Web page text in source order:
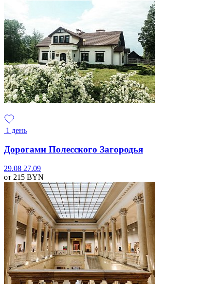
1 день
Дорогами Полесского Загородья
29.08 27.09
от 215 BYN